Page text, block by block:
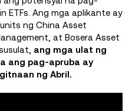
ETFs. Ang mga aplikante ay
ng China Asset
at Bosera Asset
ang mga ulat ng
ang pag-apruba ay
ng Abril.